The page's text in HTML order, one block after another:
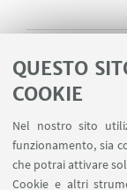
QUESTO
COOKIE
Nel nostro sito
funzionamento, sia
che potrai attivare
Cookie e altri